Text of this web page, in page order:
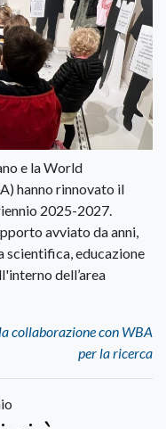
e la World
hanno rinnovato il
2025-2027.
avviato da anni,
educazione
dell’area
collaborazione con WBA
per la ricerca